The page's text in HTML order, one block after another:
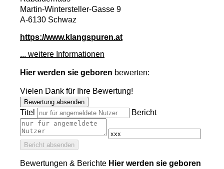
Martin-Wintersteller-Gasse 9
A-6130 Schwaz
https://www.klangspuren.at
... weitere Informationen
Hier werden sie geboren bewerten:
Vielen Dank für Ihre Bewertung!
Bewertung absenden
Titel Bericht
Bericht absenden
Bewertungen & Berichte Hier werden sie geboren